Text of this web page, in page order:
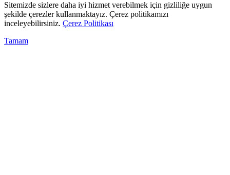
Sitemizde sizlere daha iyi hizmet verebilmek için gizliliğe uygun
şekilde çerezler kullanmaktayız. Çerez politikamızı
inceleyebilirsiniz. Çerez Politikası
Tamam